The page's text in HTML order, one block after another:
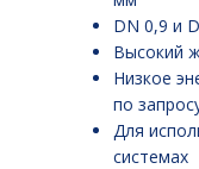
DN 0,9 и
Высокий
Низкое
по
Для
системах